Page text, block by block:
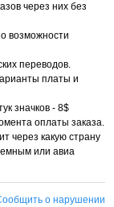
через них без
возможности
переводов.
платы и
значков - 8$
оплаты заказа.
через какую страну
или авиа
о нарушении